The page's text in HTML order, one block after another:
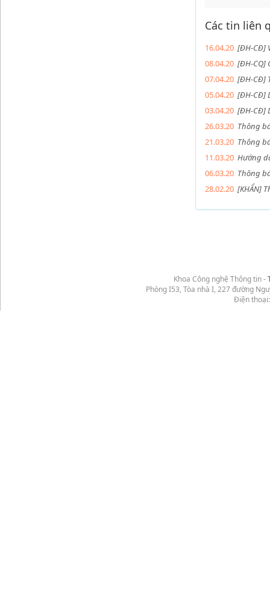
Các tin liên
16.04.20 [ĐH-CĐ]
08.04.20 [ĐH-CQ]
07.04.20 [ĐH-CĐ]
05.04.20 [ĐH-CĐ]
03.04.20 [ĐH-CĐ]
26.03.20 Thông
21.03.20 Thông
11.03.20 Hướng
06.03.20 Thông
28.02.20 [KHẨN]
Khoa Công nghệ Thông tin -
Phòng I53, Tòa nhà I, 227 đường
Điện